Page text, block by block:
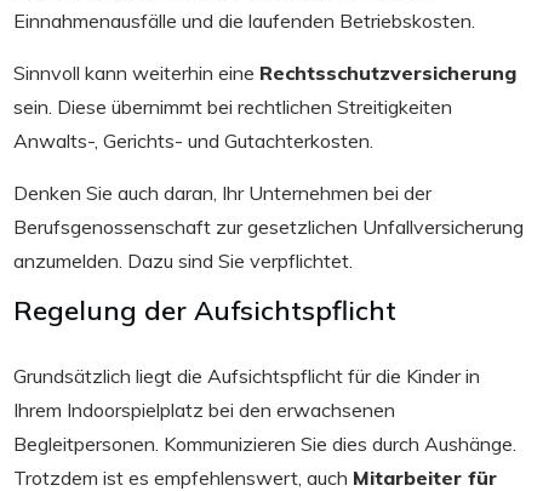
Einnahmenausfälle und die laufenden Betriebskosten.
Sinnvoll kann weiterhin eine Rechtsschutzversicherung
sein. Diese übernimmt bei rechtlichen Streitigkeiten
Anwalts-, Gerichts- und Gutachterkosten.
Denken Sie auch daran, Ihr Unternehmen bei der
Berufsgenossenschaft zur gesetzlichen Unfallversicherung
anzumelden. Dazu sind Sie verpflichtet.
Regelung der Aufsichtspflicht
Grundsätzlich liegt die Aufsichtspflicht für die Kinder in
Ihrem Indoorspielplatz bei den erwachsenen
Begleitpersonen. Kommunizieren Sie dies durch Aushänge.
Trotzdem ist es empfehlenswert, auch Mitarbeiter für